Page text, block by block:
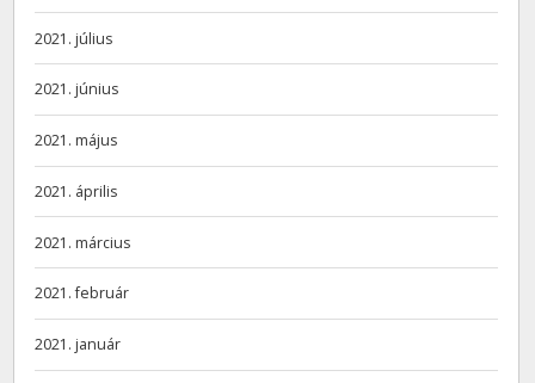
2021. július
2021. június
2021. május
2021. április
2021. március
2021. február
2021. január